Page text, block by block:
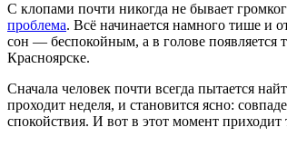
С клопами почти никогда не бывает
проблема. Всё начинается намного тише и
сон — беспокойным, а в голове появляется
Красноярске.
Сначала человек почти всегда пытается
проходит неделя, и становится ясно:
спокойствия. И вот в этот момент приходит